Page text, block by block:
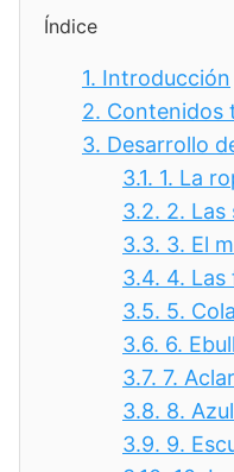
Índice
1. Introducción
2. Contenidos
3. Desarrollo
3.1. 1. La
3.2. 2. Las
3.3. 3. El
3.4. 4. Las
3.5. 5.
3.6. 6.
3.7. 7.
3.8. 8.
3.9. 9.